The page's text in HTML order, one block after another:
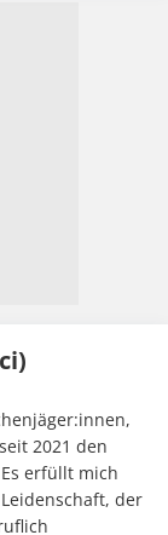
2021 den
erfüllt mich
der